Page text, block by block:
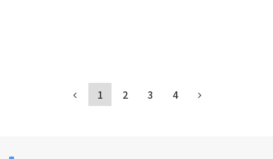
1 2 3 4